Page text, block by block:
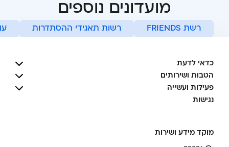
מועדונים נוספים
רשת FRIENDS רשות תאגידי ההסתדרות
כדאי לדעת
הטבות ושירותים
פעילות ועשייה
נגישות
מוקד מידע ושירות